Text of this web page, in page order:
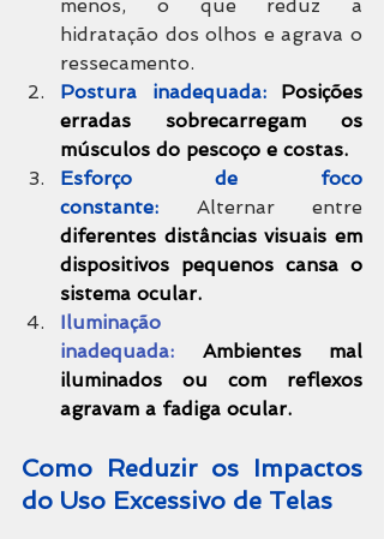
menos, o que reduz a
hidratação dos olhos e agrava o
ressecamento.
Postura inadequada:
Posições
erradas sobrecarregam os
músculos do pescoço e costas.
Esforço de foco
constante:
diferentes distâncias visuais em
dispositivos pequenos cansa o
sistema ocular.
Iluminação
inadequada:
Ambientes mal
iluminados ou com reflexos
agravam a fadiga ocular.
Como Reduzir os Impactos
do Uso Excessivo de Telas